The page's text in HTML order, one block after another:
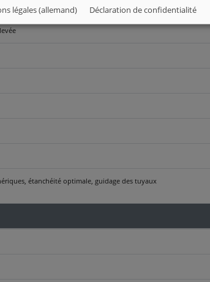
étanchéité optimale, guidage des tuyaux
légales (allemand) Déclaration de confidentialité